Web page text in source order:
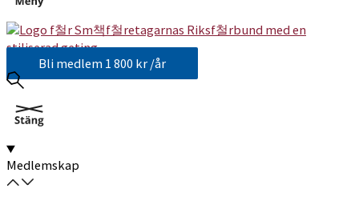
Bli medlem 1 800 kr /år
Medlemskap